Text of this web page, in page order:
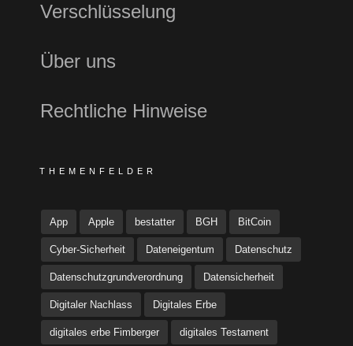
Verschlüsselung
Über uns
Rechtliche Hinweise
THEMENFELDER
App Apple bestatter BGH BitCoin
Cyber-Sicherheit Dateneigentum Datenschutz
Datenschutzgrundverordnung Datensicherheit
Digitaler Nachlass Digitales Erbe
digitales erbe Fimberger digitales Testament